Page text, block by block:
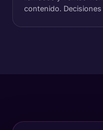
contenido.